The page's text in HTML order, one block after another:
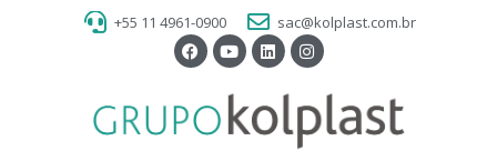
+55 11 4961-0900 sac@kolplast.com.br